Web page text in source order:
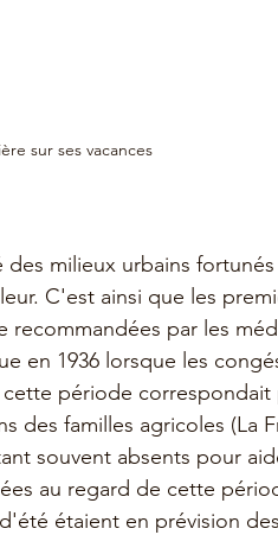
sur ses vacances
milieux urbains
C'est ainsi que les
recommandées par les
en 1936 lorsque les
période
des familles agricoles (La
souvent absents pour
au regard de cette
étaient en prévision